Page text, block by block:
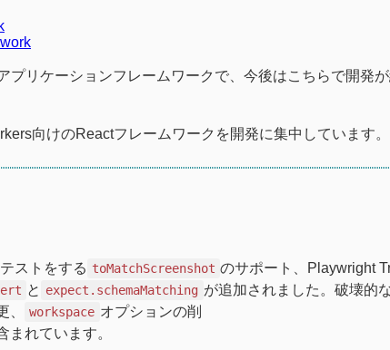
リケーションフレームワークで、今後はこちらで開発
向けのReactフレームワークを開発に集中しています。
ストをする toMatchScreenshot のサポート、Playwright
と expect.schemaMatching が追加されました。破壊的
、 workspace オプションの削
まれています。